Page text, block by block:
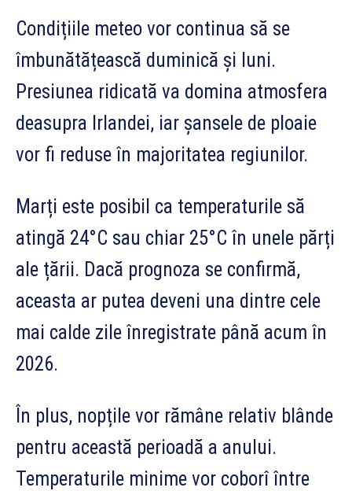
Condițiile meteo vor continua să se
îmbunătățească duminică și luni.
Presiunea ridicată va domina atmosfera
deasupra Irlandei, iar șansele de ploaie
vor fi reduse în majoritatea regiunilor.
Marți este posibil ca temperaturile să
atingă 24°C sau chiar 25°C în unele părți
ale țării. Dacă prognoza se confirmă,
aceasta ar putea deveni una dintre cele
mai calde zile înregistrate până acum în
2026.
În plus, nopțile vor rămâne relativ blânde
pentru această perioadă a anului.
Temperaturile minime vor coborî între